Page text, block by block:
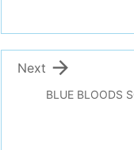
BLUE BLOODS

Next